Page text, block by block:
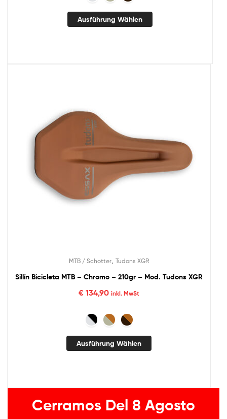
Ausführung Wählen
MTB / Schotter Tudons XGR
Sillín Bicicleta MTB – Chromo – 210gr – Mod. Tudons XGR
€ 134,90 inkl. MwSt
Ausführung Wählen
Cerramos Del 8 Agosto